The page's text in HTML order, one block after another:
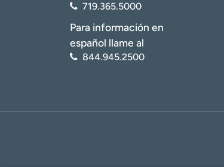
719.365.5000
Para información en
español llame al
844.945.2500